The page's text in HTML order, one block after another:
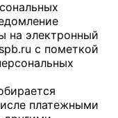
на электронный
с пометкой
платежными